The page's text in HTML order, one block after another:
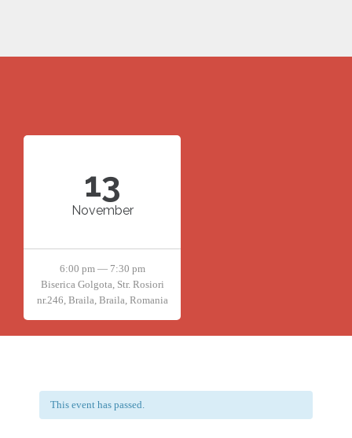
13
November
6:00 pm — 7:30 pm
Biserica Golgota, Str. Rosiori
nr.246, Braila, Braila, Romania
This event has passed.